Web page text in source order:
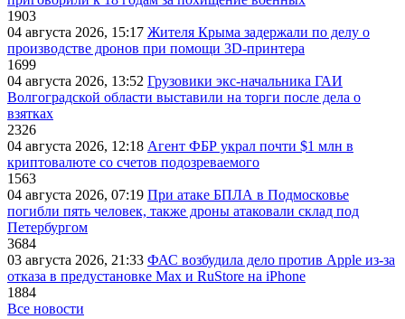
1903
04 августа 2026, 15:17 Жителя Крыма задержали по делу о
производстве дронов при помощи 3D‑принтера
1699
04 августа 2026, 13:52 Грузовики экс-начальника ГАИ
Волгоградской области выставили на торги после дела о
взятках
2326
04 августа 2026, 12:18 Агент ФБР украл почти $1 млн в
криптовалюте со счетов подозреваемого
1563
04 августа 2026, 07:19 При атаке БПЛА в Подмосковье
погибли пять человек, также дроны атаковали склад под
Петербургом
3684
03 августа 2026, 21:33 ФАС возбудила дело против Apple из-за
отказа в предустановке Max и RuStore на iPhone
1884
Все новости